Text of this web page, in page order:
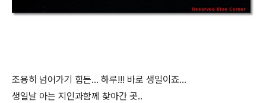
조용히 넘어가기 힘든... 하루!!! 바로 생일이죠...
생일날 아는 지인과함께 찾아간 곳..